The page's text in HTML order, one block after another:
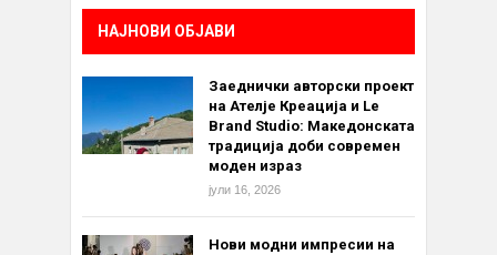
НАЈНОВИ ОБЈАВИ
Заеднички авторски проект
на Ателје Креација и Le
Brand Studio: Македонската
традиција доби современ
моден израз
јули 16, 2026
Нови модни импресии на